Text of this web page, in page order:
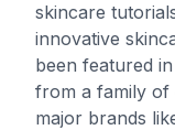
skincare
innovative
been featured
from a family of
major brands